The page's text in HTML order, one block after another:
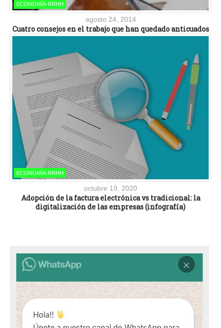
ECONOMÍA-RRHH
agosto 24, 2014
Cuatro consejos en el trabajo que han quedado anticuados
ECONOMÍA-RRHH
octubre 19, 2020
Adopción de la factura electrónica vs tradicional: la
digitalización de las empresas (infografía)